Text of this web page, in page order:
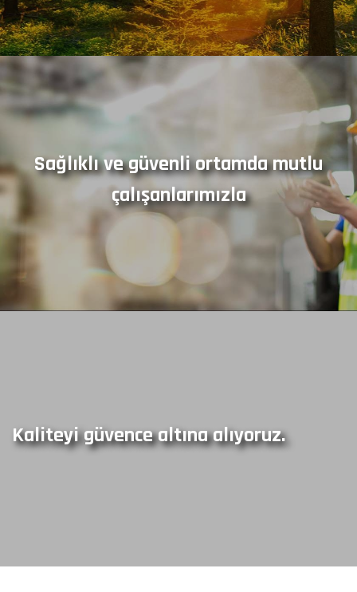
Sağlıklı ve güvenli ortamda mutlu
çalışanlarımızla
Kaliteyi güvence altına alıyoruz.